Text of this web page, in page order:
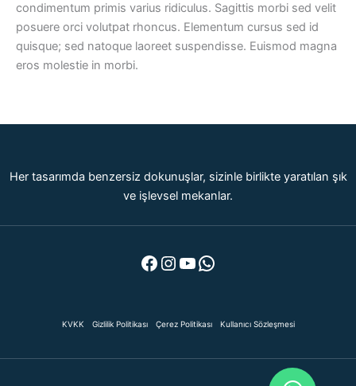
condimentum primis varius ridiculus. Sagittis morbi sed velit
posuere orci volutpat rhoncus. Elementum cursus sed id
quisque; sed natoque laoreet suspendisse. Euismod magna
eros molestie in morbi.
Her tasarımda benzersiz dokunuşlar, sizinle birlikte yaratılan şık
ve işlevsel mekanlar.
Facebook
Instagram
YouTube
WhatsApp
KVKK Gizlilik Politikası Çerez Politikası Kullanıcı Sözleşmesi